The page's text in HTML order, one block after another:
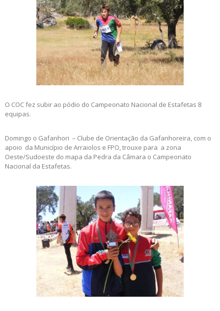
O COC fez subir ao pódio do Campeonato Nacional de Estafetas 8
equipas.
Domingo o Gafanhori – Clube de Orientação da Gafanhoreira, com o
apoio da Município de Arraiolos e FPO, trouxe para a zona
Oeste/Sudoeste do mapa da Pedra da Câmara o Campeonato
Nacional da Estafetas.